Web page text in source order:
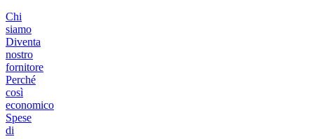
Chi
siamo
Diventa
nostro
fornitore
Perché
così
economico
Spese
di